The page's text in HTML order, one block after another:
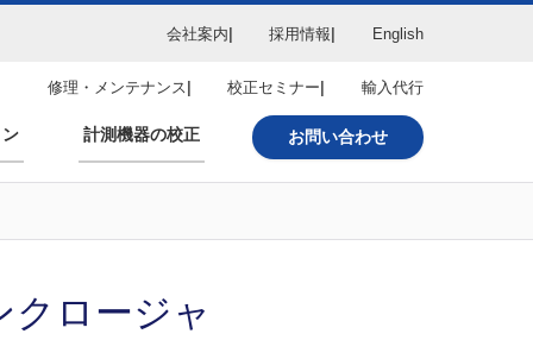
会社案内 採用情報 English
修理・メンテナンス 校正セミナー 輸入代行
計測機器の校正 お問い合わせ
クロージャ